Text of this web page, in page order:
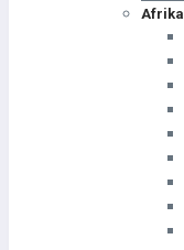
Afrika